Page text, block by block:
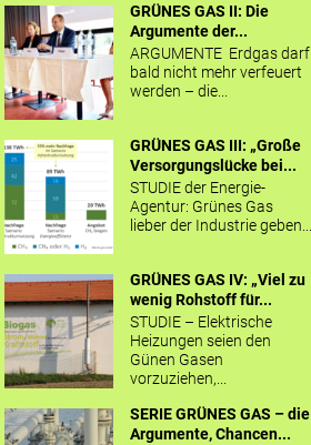
GRÜNES GAS II: Die
Argumente der...
ARGUMENTE Erdgas darf
bald nicht mehr verfeuert
werden – die...
GRÜNES GAS III: „Große
Versorgungslücke bei...
STUDIE der Energie-
Agentur: Grünes Gas
lieber der Industrie geben...
GRÜNES GAS IV: „Viel zu
wenig Rohstoff für...
STUDIE – Elektrische
Heizungen seien den
Günen Gasen
vorzuziehen,...
SERIE GRÜNES GAS – die
Argumente, Chancen...